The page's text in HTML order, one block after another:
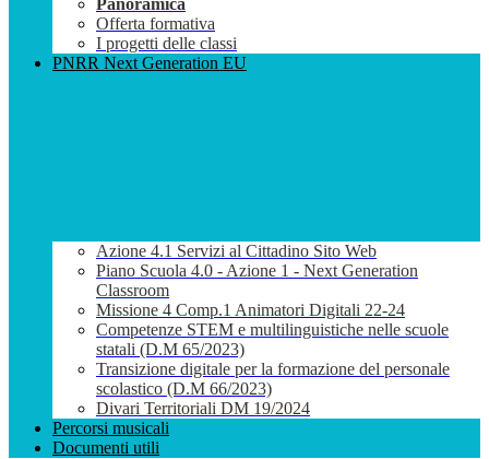
Panoramica
Offerta formativa
I progetti delle classi
PNRR Next Generation EU
Azione 4.1 Servizi al Cittadino Sito Web
Piano Scuola 4.0 - Azione 1 - Next Generation
Classroom
Missione 4 Comp.1 Animatori Digitali 22-24
Competenze STEM e multilinguistiche nelle scuole
statali (D.M 65/2023)
Transizione digitale per la formazione del personale
scolastico (D.M 66/2023)
Divari Territoriali DM 19/2024
Percorsi musicali
Documenti utili